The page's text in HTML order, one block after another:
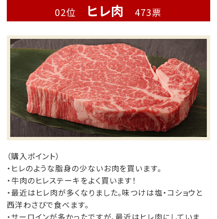
02位 ヒレ肉 473票
（購入ポイント）
・ヒレのような脂身の少ないお肉を買います。
・牛肉のヒレステーキをよく買います！
・最近はヒレ肉が多くなりました。味つけは塩・コショウと
西洋わさびで食べます。